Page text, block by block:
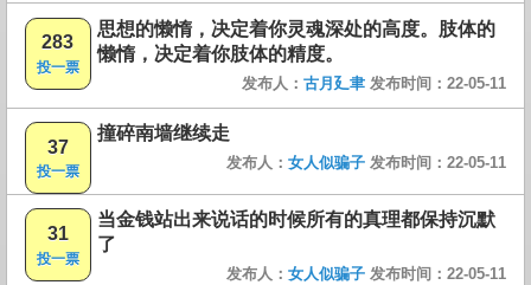
283
投一票
思想的懒惰，决定着你灵魂深处的高度。肢体的
懒惰，决定着你肢体的精度。
发布人： 古月廴聿 发布时间：22-05-11
37
投一票
撞碎南墙继续走
发布人： 女人似骗子 发布时间：22-05-11
31
投一票
当金钱站出来说话的时候所有的真理都保持沉默
了
发布人： 女人似骗子 发布时间：22-05-11